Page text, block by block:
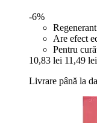
-6%
Regenerant
Are efect
Pentru
10,83 lei 11,49 lei
Livrare până la